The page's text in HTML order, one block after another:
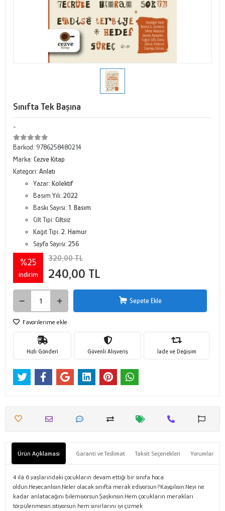
Sınıfta Tek Başına
-
Barkod: 9786258480214
Marka: Cezve Kitap
Kategori: Anlatı
Yazar: Kolektif
Basım Yılı: 2022
Baskı Sayısı: 1. Basım
Cilt Tipi: Ciltsiz
Kağıt Tipi: 2. Hamur
Sayfa Sayısı: 256
%25
indirim
320,00 TL
240,00 TL
Sepete Ekle
Favorilerime ekle
Hızlı Gönderi Güvenli Alışveriş İade ve Değişim
Ürün Açıklaması Garanti ve Teslimat Taksit Seçenekleri Yorumlar
4 ilâ 6 yaşlarındaki çocukların devam ettiği bir sınıfa hoca
oldun.Heyecanlısın.Neler olacak sınıfta merak ediyorsun?Kaygılısın.Neyi ne
kadar anlatacağını bilemiyorsun.Şaşkınsın.Hem çocukların merakları
törpülenmesin istiyorsun hem sınırlarını iyi çizmek